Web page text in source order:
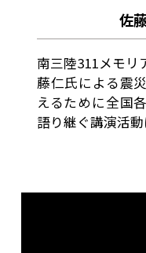
佐
南三陸311メモリ
藤仁氏による震
えるために全国
語り継ぐ講演活動